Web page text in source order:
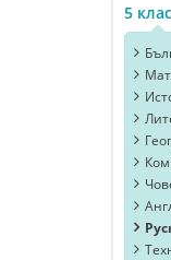
5 клас